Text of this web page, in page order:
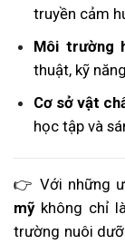
truyền cảm
Môi trường
thuật, kỹ
Cơ sở vật
học tập và
👉 Với những
mỹkhông chỉ
trường nuôi